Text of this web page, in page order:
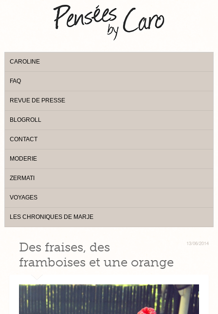
CAROLINE
FAQ
REVUE DE PRESSE
BLOGROLL
CONTACT
MODERIE
ZERMATI
VOYAGES
LES CHRONIQUES DE MARJE
13/06/2014
Des fraises, des
framboises et une orange